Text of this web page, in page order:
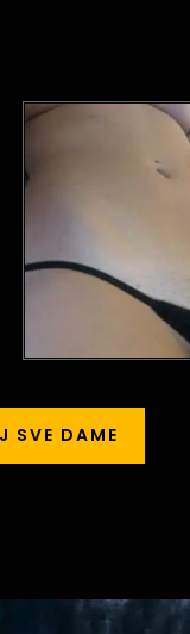
SVE DAME